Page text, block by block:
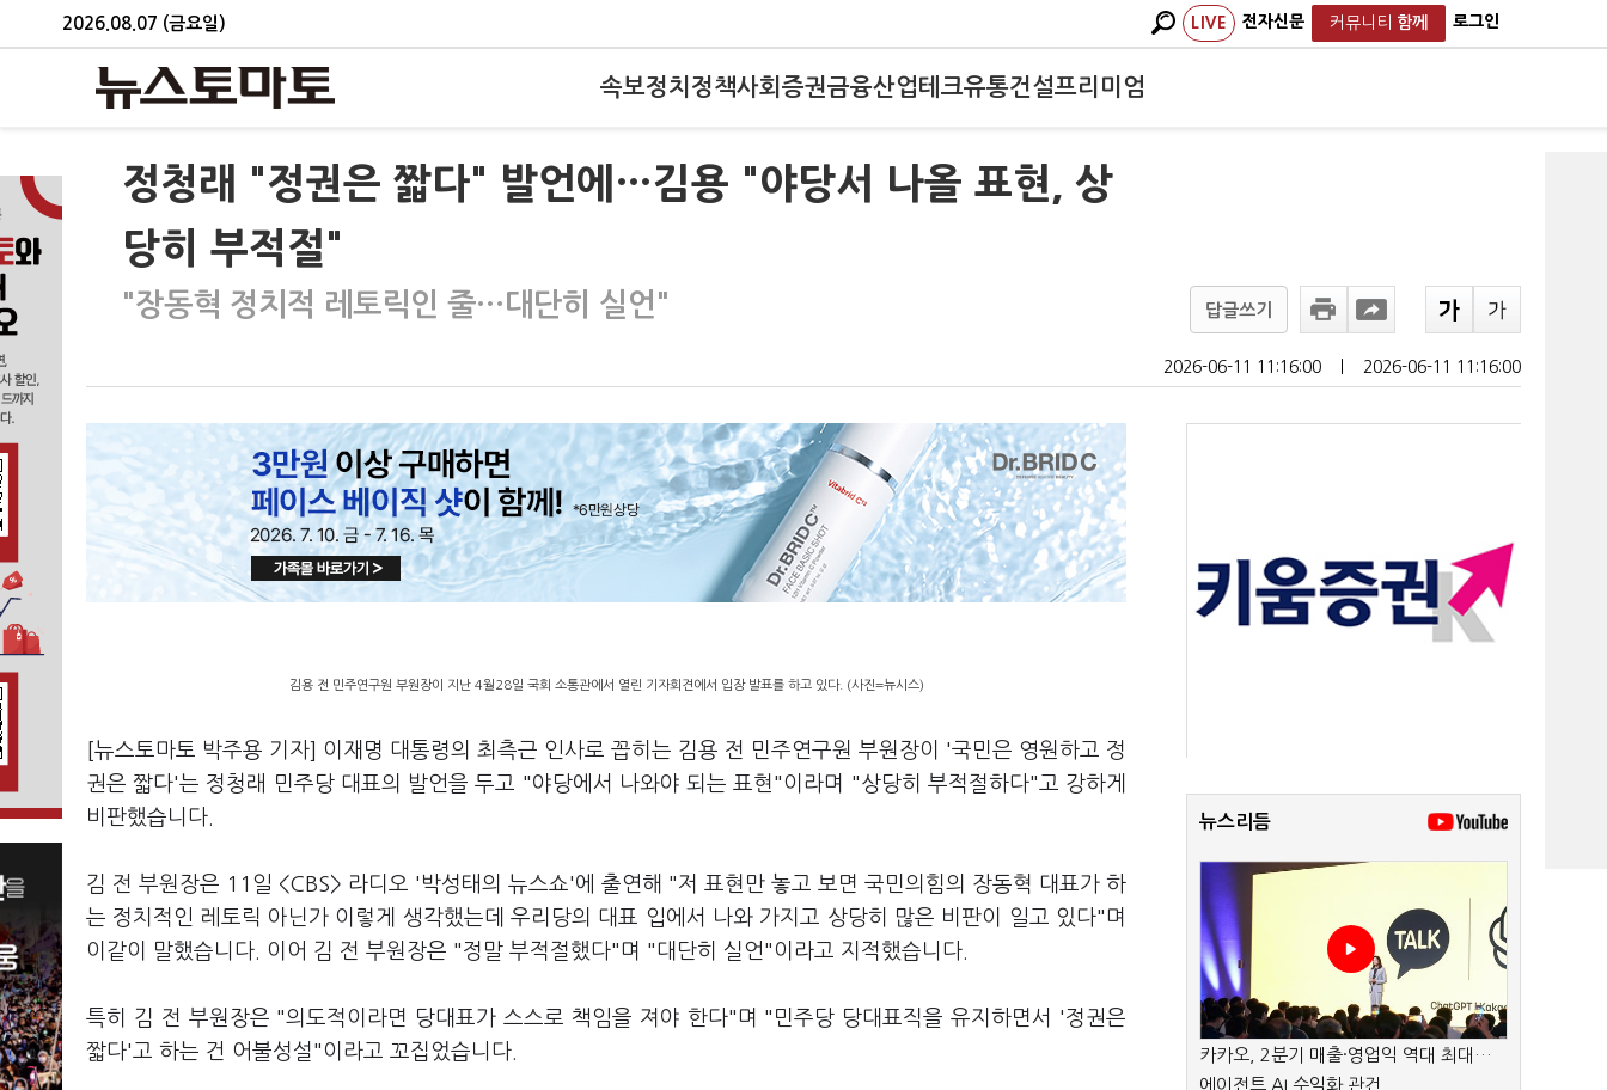
2026.08.07 (금요일) LIVE 전자신문 커뮤니티 함께 로그인
속보정치 정책사회 증권금융산업테크유통건설프리미엄
정청래 "정권은 짧다" 발언에…김용 "야당서 나올 표현, 상
당히 부적절"
"장동혁 정치적 레토릭인 줄…대단히 실언" 답글쓰기
2026-06-11 11:16:00 2026-06-11 11:16:00
김용 전 민주연구원 부원장이 지난 4월28일 국회 소통관에서 열린 기자회견에서 입장 발표를 하고 있다. (사진=뉴시스)
[뉴스토마토 박주용 기자] 이재명 대통령의 최측근 인사로 꼽히는 김용 전 민주연구원 부원장이 '국민은 영원하고 정
권은 짧다'는 정청래 민주당 대표의 발언을 두고 "야당에서 나와야 되는 표현"이라며 "상당히 부적절하다"고 강하게
비판했습니다.
김 전 부원장은 11일 <CBS> 라디오 '박성태의 뉴스쇼'에 출연해 "저 표현만 놓고 보면 국민의힘의 장동혁 대표가 하
는 정치적인 레토릭 아닌가 이렇게 생각했는데 우리당의 대표 입에서 나와 가지고 상당히 많은 비판이 일고 있다"며
이같이 말했습니다. 이어 김 전 부원장은 "정말 부적절했다"며 "대단히 실언"이라고 지적했습니다.
특히 김 전 부원장은 "의도적이라면 당대표가 스스로 책임을 져야 한다"며 "민주당 당대표직을 유지하면서 '정권은
짧다'고 하는 건 어불성설"이라고 꼬집었습니다.
뉴스리듬
카카오, 2분기 매출·영업익 역대 최대…
에이전트 AI 수익화 관건